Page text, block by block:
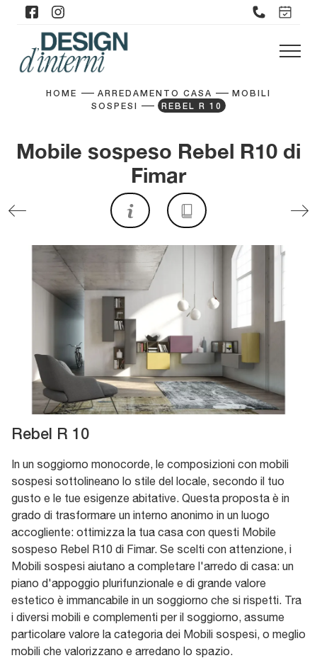
HOME ARREDAMENTO CASA
MOBILI
SOSPESI
REBEL R 10
Mobile sospeso Rebel R10 di
Fimar
Rebel R 10
In un soggiorno monocorde, le composizioni con mobili
sospesi sottolineano lo stile del locale, secondo il tuo
gusto e le tue esigenze abitative. Questa proposta è in
grado di trasformare un interno anonimo in un luogo
accogliente: ottimizza la tua casa con questi Mobile
sospeso Rebel R10 di Fimar. Se scelti con attenzione, i
Mobili sospesi aiutano a completare l'arredo di casa: un
piano d'appoggio plurifunzionale e di grande valore
estetico è immancabile in un soggiorno che si rispetti. Tra
i diversi mobili e complementi per il soggiorno, assume
particolare valore la categoria dei Mobili sospesi, o meglio
mobili che valorizzano e arredano lo spazio.